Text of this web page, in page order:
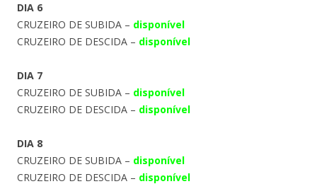
DIA 6
CRUZEIRO DE SUBIDA – disponível
CRUZEIRO DE DESCIDA – disponível
DIA 7
CRUZEIRO DE SUBIDA – disponível
CRUZEIRO DE DESCIDA – disponível
DIA 8
CRUZEIRO DE SUBIDA – disponível
CRUZEIRO DE DESCIDA – disponível